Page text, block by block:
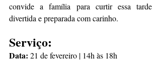
convide a família para curtir essa tarde
divertida e preparada com carinho.
Serviço:
Data: 21 de fevereiro | 14h às 18h